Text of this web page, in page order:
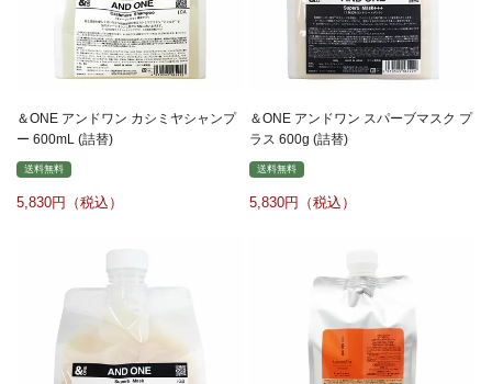
＆ONE アンドワン カシミヤシャンプ
ー 600mL (詰替)
送料無料
5,830
＆ONE アンドワン スパーブマスク プ
ラス 600g (詰替)
送料無料
5,830